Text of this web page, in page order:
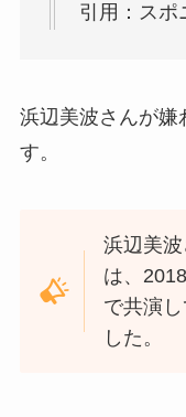
引用：スポ
浜辺美波さんが嫌
す。
浜辺美
は、
で共演
した。